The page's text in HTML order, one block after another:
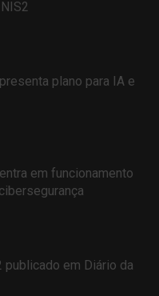
plano para IA e
em funcionamento
publicado em Diário da